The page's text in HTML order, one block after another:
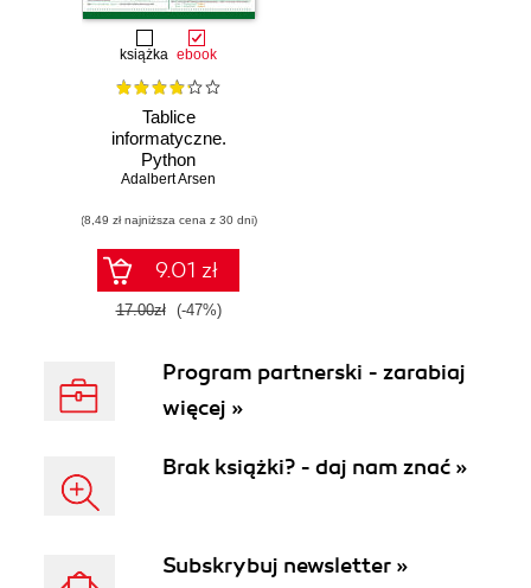
książka ebook
Tablice
informatyczne.
Python
Adalbert Arsen
(8,49 zł najniższa cena z 30 dni)
9.01 zł
17.00zł (-47%)
Program partnerski - zarabiaj
więcej »
Brak książki? - daj nam znać »
Subskrybuj newsletter »